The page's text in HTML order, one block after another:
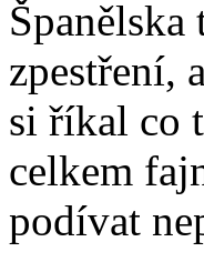
zpestření,
si říkal co
celkem
podívat